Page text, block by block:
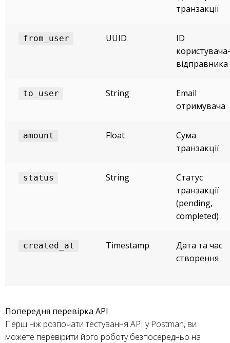
транзакції
from_user UUID
ID
користувача-
відправника
to_user String
Email
отримувача
amount Float
Сума
транзакції
status String
Статус
транзакції
(pending,
completed)
created_at Timestamp
Дата та час
створення
Попередня перевірка API
Перш ніж розпочати тестування API у Postman, ви
можете перевірити його роботу безпосередньо на